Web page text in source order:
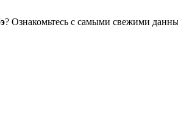
? Ознакомьтесь с самыми свежими